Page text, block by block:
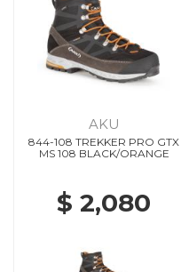
AKU
844-108 TREKKER PRO GTX
MS 108 BLACK/ORANGE
$ 2,080